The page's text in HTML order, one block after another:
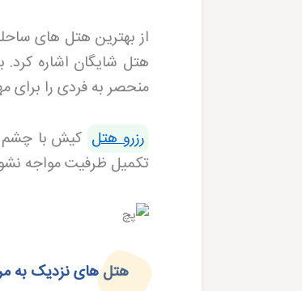
از بهترین هتل های
هتل شایگان اشاره
منحصر به فردی را برای
رزرو هتل کیش با چشم
تکمیل ظرفیت مواجه
هتل‌ های نزدیک به